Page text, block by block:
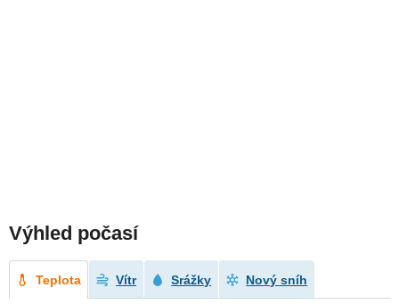
Výhled počasí
Teplota Vítr Srážky Nový sníh